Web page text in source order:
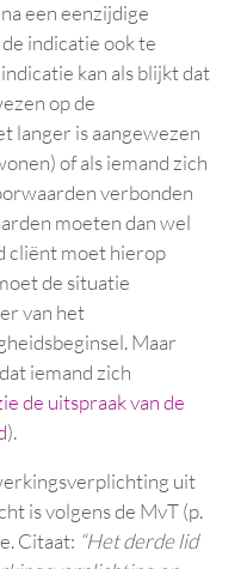
een eenzijdige
indicatie ook te
kan als blijkt dat
op de
langer is aangewezen
of als iemand zich
verbonden
moeten dan wel
cliënt moet hierop
de situatie
van het
Maar
iemand zich
de uitspraak van de
).
uit
is volgens de MvT (p.
Citaat: “Het derde lid